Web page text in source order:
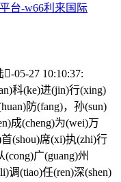
台-w66利来国际
񤥷-05-27 10:10:37:
科(ke)进(jin)行(xing)
防(fang)，孙(sun)
成(cheng)为(wei)万
(shou)席(xi)执(zhi)行
广(guang)州
调(tiao)任(ren)深(shen)